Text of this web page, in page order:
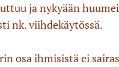
ja nykyään
nk. viihdekäytössä.
osa ihmisistä ei